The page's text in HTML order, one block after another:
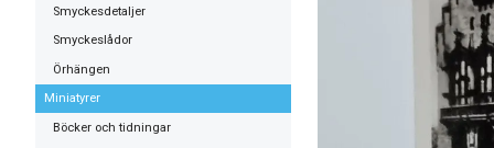
Smyckesdetaljer
Smyckeslådor
Örhängen
Miniatyrer
Böcker och tidningar